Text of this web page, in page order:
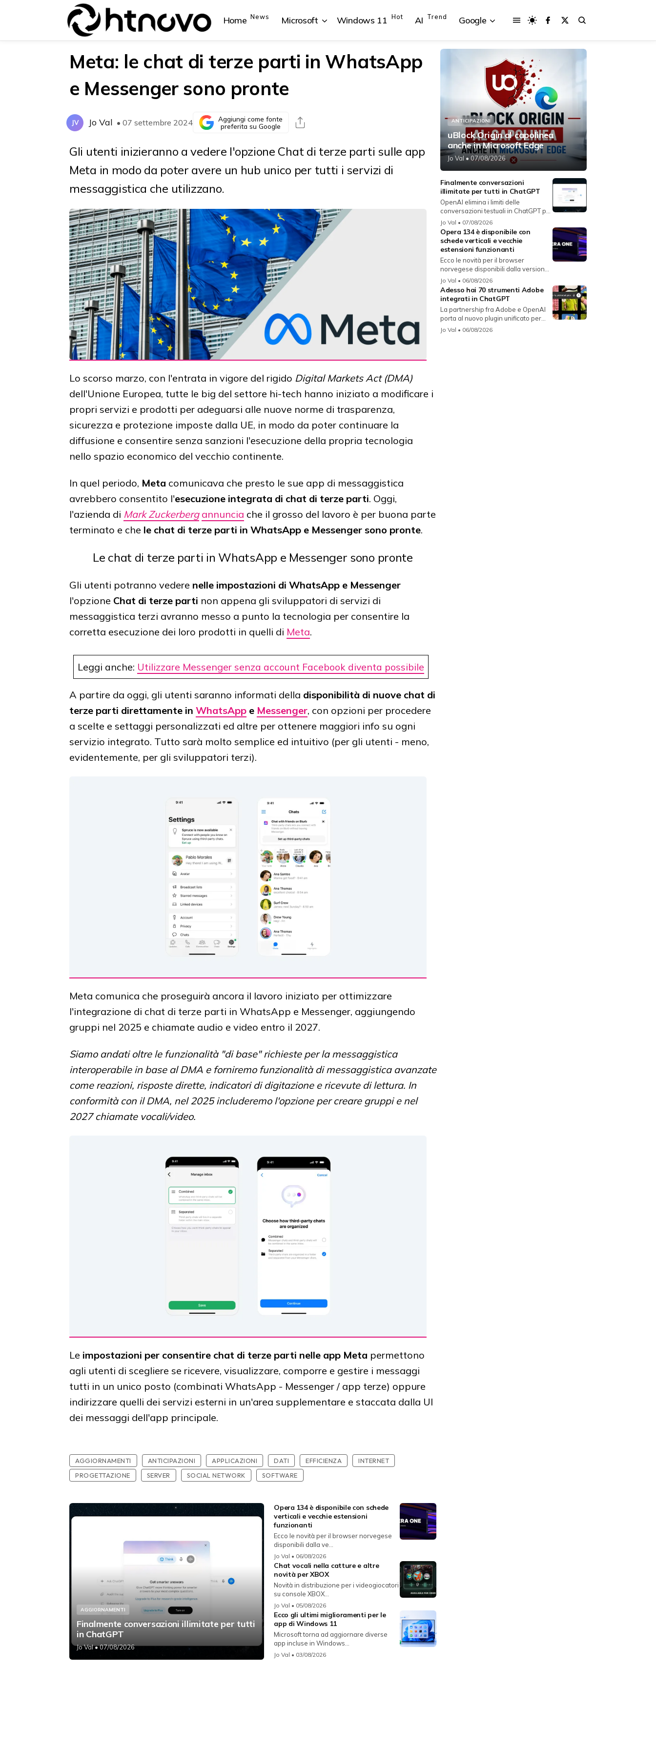
Home News Microsoft
{{POSTS[0].LABEL}} {{POSTS[1].LABEL}} {{POSTS[3].LABEL}}
{{posts[3].title}}
Windows 11 Hot AI Trend Google
{{POSTS[0].LABEL}} {{POSTS[1].LABEL}} {{POSTS[3].LABEL}}
{{posts[3].title}}
Meta: le chat di terze parti in WhatsApp
e Messenger sono pronte
JV Jo Val • 07 settembre 2024
Aggiungi come fonte
preferita su Google
Gli utenti inizieranno a vedere l'opzione Chat di terze parti sulle app
Meta in modo da poter avere un hub unico per tutti i servizi di
messaggistica che utilizzano.
Lo scorso marzo, con l'entrata in vigore del rigido Digital Markets Act (DMA)
dell'Unione Europea, tutte le big del settore hi-tech hanno iniziato a modificare i
propri servizi e prodotti per adeguarsi alle nuove norme di trasparenza,
sicurezza e protezione imposte dalla UE, in modo da poter continuare la
diffusione e consentire senza sanzioni l'esecuzione della propria tecnologia
nello spazio economico del vecchio continente.
In quel periodo, Meta comunicava che presto le sue app di messaggistica
avrebbero consentito l'esecuzione integrata di chat di terze parti. Oggi,
l'azienda di Mark Zuckerberg annuncia che il grosso del lavoro è per buona parte
terminato e che le chat di terze parti in WhatsApp e Messenger sono pronte.
Le chat di terze parti in WhatsApp e Messenger sono pronte
Gli utenti potranno vedere nelle impostazioni di WhatsApp e Messenger
l'opzione Chat di terze parti non appena gli sviluppatori di servizi di
messaggistica terzi avranno messo a punto la tecnologia per consentire la
corretta esecuzione dei loro prodotti in quelli di Meta.
Leggi anche: Utilizzare Messenger senza account Facebook diventa possibile
A partire da oggi, gli utenti saranno informati della disponibilità di nuove chat di
terze parti direttamente in WhatsApp e Messenger, con opzioni per procedere
a scelte e settaggi personalizzati ed altre per ottenere maggiori info su ogni
servizio integrato. Tutto sarà molto semplice ed intuitivo (per gli utenti - meno,
evidentemente, per gli sviluppatori terzi).
Meta comunica che proseguirà ancora il lavoro iniziato per ottimizzare
l'integrazione di chat di terze parti in WhatsApp e Messenger, aggiungendo
gruppi nel 2025 e chiamate audio e video entro il 2027.
Siamo andati oltre le funzionalità "di base" richieste per la messaggistica
interoperabile in base al DMA e forniremo funzionalità di messaggistica avanzate
come reazioni, risposte dirette, indicatori di digitazione e ricevute di lettura. In
conformità con il DMA, nel 2025 includeremo l'opzione per creare gruppi e nel
2027 chiamate vocali/video.
Le impostazioni per consentire chat di terze parti nelle app Meta permettono
agli utenti di scegliere se ricevere, visualizzare, comporre e gestire i messaggi
tutti in un unico posto (combinati WhatsApp - Messenger / app terze) oppure
indirizzare quelli dei servizi esterni in un'area supplementare e staccata dalla UI
dei messaggi dell'app principale.
AGGIORNAMENTI ANTICIPAZIONI APPLICAZIONI DATI EFFICIENZA
INTERNET
PROGETTAZIONE
SERVER SOCIAL NETWORK SOFTWARE
AGGIORNAMENTI
Finalmente conversazioni illimitate per tutti
in ChatGPT
Jo Val• 07/08/2026
Opera 134 è disponibile con schede
verticali e vecchie estensioni
funzionanti
Ecco le novità per il browser norvegese
disponibili dalla ve...
Jo Val • 06/08/2026
Chat vocali nella catture e altre
novità per XBOX
Novità in distribuzione per i videogiocatori
su console XBOX...
Jo Val • 05/08/2026
Ecco gli ultimi miglioramenti per le
app di Windows 11
Microsoft torna ad aggiornare diverse
app incluse in Windows...
Jo Val • 03/08/2026
ANTICIPAZIONI
uBlock Origin al capolinea
anche in Microsoft Edge
Jo Val • 07/08/2026
Finalmente conversazioni
illimitate per tutti in ChatGPT
OpenAI elimina i limiti delle
conversazioni testuali in ChatGPT per
i...Jo Val • 07/08/2026
Opera 134 è disponibile con
schede verticali e vecchie
estensioni funzionanti
Ecco le novità per il browser
norvegese disponibili dalla versione
134...
Jo Val • 06/08/2026
Adesso hai 70 strumenti Adobe
integrati in ChatGPT
La partnership fra Adobe e OpenAI
porta al nuovo plugin unificato per...
Jo Val • 06/08/2026